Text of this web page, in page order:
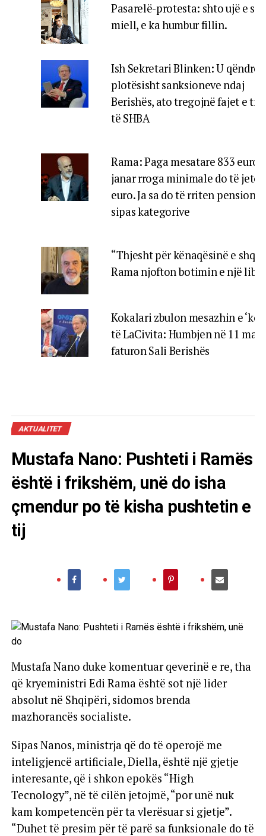
Pasarelë-protesta: shto ujë e
miell, e ka humbur fillin.
Ish Sekretari Blinken: U qëndroj
plotësisht sanksioneve ndaj
Berishës, ato tregojnë fajet e tij,
të SHBA
Rama: Paga mesatare 833 euro,
janar rroga minimale do të jetë
euro. Ja sa do të rriten pensionet
sipas kategorive
“Thjesht për kënaqësinë e
Rama njofton botimin e një libri
Kokalari zbulon mesazhin e
të LaCivita: Humbjen në 11 maj
faturon Sali Berishës
AKTUALITET
Mustafa Nano: Pushteti i Ramës
është i frikshëm, unë do isha
çmendur po të kisha pushtetin e
tij
Mustafa Nano duke komentuar qeverinë e re, tha
që kryeministri Edi Rama është sot një lider
absolut në Shqipëri, sidomos brenda
mazhorancës socialiste.
Sipas Nanos, ministrja që do të operojë me
inteligjencë artificiale, Diella, është një gjetje
interesante, që i shkon epokës “High
Tecnology”, në të cilën jetojmë, “por unë nuk
kam kompetencën për ta vlerësuar si gjetje”.
“Duhet të presim për të parë sa funksionale do të